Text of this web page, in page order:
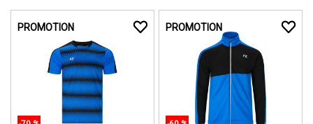
PROMOTION PROMOTION